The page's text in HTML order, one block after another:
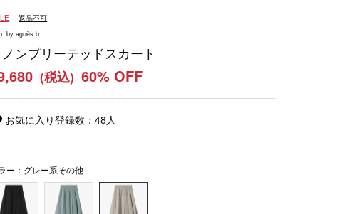
返品不可
by agnès b.
ノンプリーテッドスカート
(税込) 60% OFF
お気に入り登録数：48人
ー：グレー系その他